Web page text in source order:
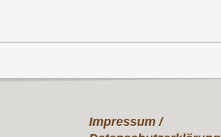
Impressum /